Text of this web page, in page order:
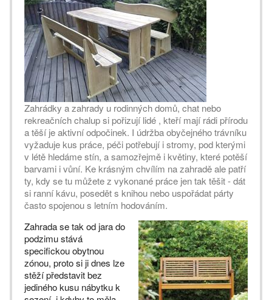
Zahrádky a zahrady u rodinných domů, chat nebo
rekreačních chalup si pořizují lidé , kteří mají rádi přírodu
a těší je aktivní odpočinek. I údržba obyčejného trávníku
vyžaduje kus práce, péči potřebují i stromy, pod kterými
v létě hledáme stín, a samozřejmě i květiny, které potěší
barvami i vůní. Ke krásným chvílím na zahradě ale patří
ty, kdy se tu můžete z vykonané práce jen tak těšit - dát
si ranní kávu, posedět s knihou nebo uspořádat párty
často spojenou s letním hodováním.
Zahrada se tak od jara do
podzimu stává
specifickou obytnou
zónou, proto si ji dnes lze
stěží představit bez
jediného kusu nábytku k